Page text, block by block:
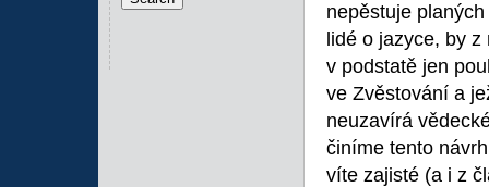
nepěstuje planých
lidé o jazyce, by
v podstatě jen
ve Zvěstování a
neuzavírá
činíme tento
víte zajisté (a i z